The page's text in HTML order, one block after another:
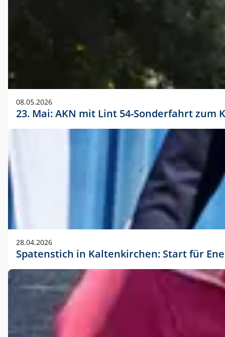
08.05.2026
23. Mai: AKN mit Lint 54-Sonderfahrt
28.04.2026
Spatenstich in Kaltenkirchen: Start für